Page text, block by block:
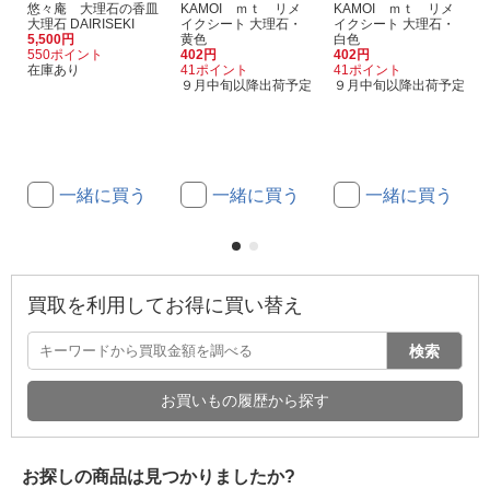
悠々庵 大理石の香皿
大理石 DAIRISEKI
5,500円
550ポイント
在庫あり
一緒に買う
KAMOI ｍｔ リメ
イクシート 大理石・
黄色
402円
41ポイント
９月中旬以降出荷予定
一緒に買う
KAMOI ｍｔ リメ
イクシート 大理石・
白色
402円
41ポイント
９月中旬以降出荷予定
一緒に買う
買取を利用してお得に買い替え
検索
お買いもの履歴から探す
お探しの商品は見つかりましたか?